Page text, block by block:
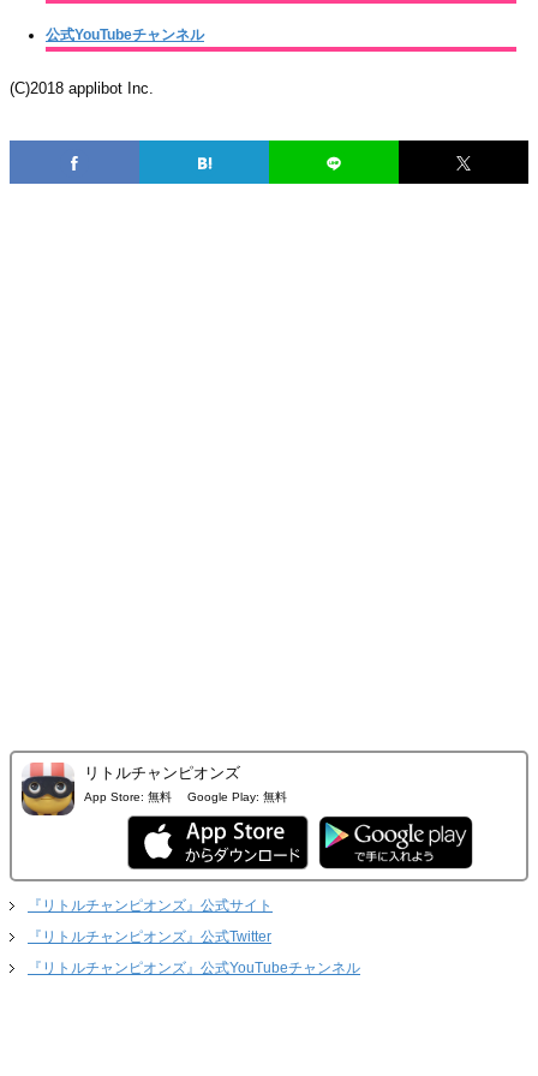
公式YouTubeチャンネル
(C)2018 applibot Inc.
リトルチャンピオンズ
App Store: 無料 Google Play: 無料
『リトルチャンピオンズ』公式サイト
『リトルチャンピオンズ』公式Twitter
『リトルチャンピオンズ』公式YouTubeチャンネル